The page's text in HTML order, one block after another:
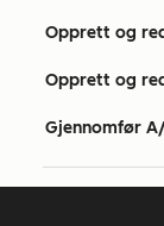
Opprett og
Opprett og
Gjennomfør